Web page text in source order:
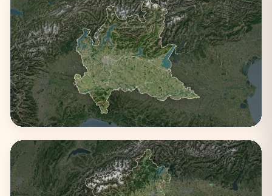
Liguria
3 città
Lombardia
4 città